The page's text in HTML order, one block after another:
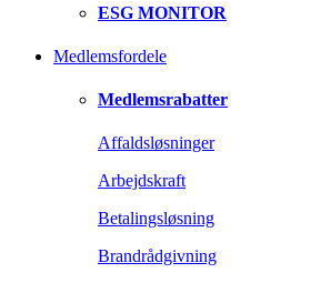
ESG MONITOR
Medlemsfordele
Medlemsrabatter
Affaldsløsninger
Arbejdskraft
Betalingsløsning
Brandrådgivning